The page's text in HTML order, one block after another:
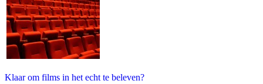
Klaar om films in het echt te beleven?